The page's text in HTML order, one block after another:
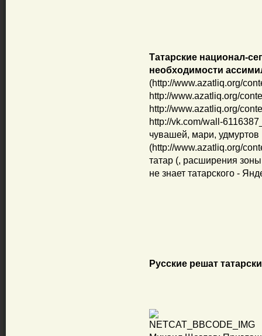
Татарские национал-
необходимости
(http://www.azatliq.org/
http://www.azatliq.org/
http://www.azatliq.org/
http://vk.com/wall-
чувашей, мари, удмуртов
(http://www.azatliq.org/
татар (, расширения
не знает татарского -
Русские решат